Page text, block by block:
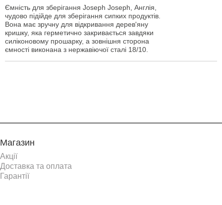
Ємність для зберігання Joseph Joseph, Англія,
чудово підійде для зберігання сипких продуктів.
Вона має зручну для відкривання дерев'яну
кришку, яка герметично закривається завдяки
силіконовому прошарку, а зовнішня сторона
ємності виконана з нержавіючої сталі 18/10.
Магазин
Акції
Доставка та оплата
Гарантії